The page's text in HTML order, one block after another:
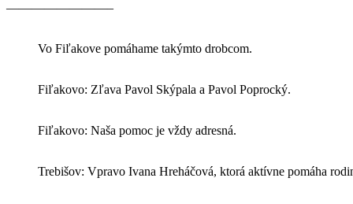
————————–
Vo Fiľakove pomáhame takýmto drobcom.
Fiľakovo: Zľava Pavol Skýpala a Pavol Poprocký.
Fiľakovo: Naša pomoc je vždy adresná.
Trebišov: Vpravo Ivana Hreháčová, ktorá aktívne pomáha